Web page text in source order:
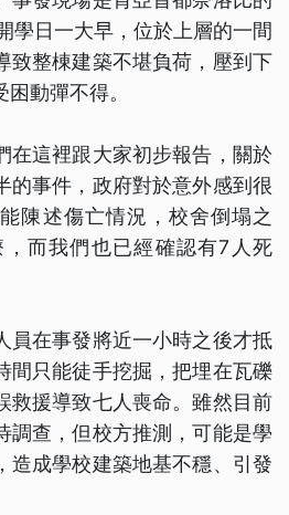
學日一大早，位於上層的一間
致整棟建築不堪負荷，壓到下
動彈不得。
在這裡跟大家初步報告，關於
的事件，政府對於意外感到很
陳述傷亡情況，校舍倒塌之
而我們也已經確認有7人死
員在事發將近一小時之後才抵
間只能徒手挖掘，把埋在瓦礫
救援導致七人喪命。雖然目前
調查，但校方推測，可能是學
造成學校建築地基不穩、引發